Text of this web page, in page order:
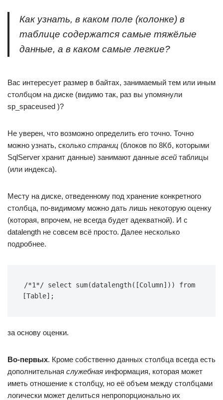
Как узнать, в каком поле (колонке) в
таблице содержатся самые тяжёлые
данные, а в каком самые легкие?
Вас интересует размер в байтах, занимаемый тем или иным
столбцом на диске (видимо так, раз вы упомянули
sp_spaceused )?
Не уверен, что возможно определить его точно. Точно
можно узнать, сколько страниц (блоков по 8Кб, которыми
SqlServer хранит данные) занимают данные всей таблицы
(или индекса).
Месту на диске, отведенному под хранение конкретного
столбца, по-видимому можно дать лишь некоторую оценку
(которая, впрочем, не всегда будет адекватной). И с
datalength не совсем всё просто. Далее несколько
подробнее.
/*1*/ select sum(datalength([Column])) from
[Table];
за основу оценки.
Во-первых. Кроме собственно данных столбца всегда есть
дополнительная служебная информация, которая может
иметь отношение к столбцу, но её объем между столбцами
логически может делиться непропорционально их